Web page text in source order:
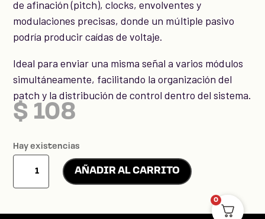
de afinación (pitch), clocks, envolventes y
modulaciones precisas, donde un múltiple pasivo
podría producir caídas de voltaje.
Ideal para enviar una misma señal a varios módulos
simultáneamente, facilitando la organización del
patch y la distribución de control dentro del sistema.
$ 108
Hay existencias
AÑADIR AL CARRITO
0